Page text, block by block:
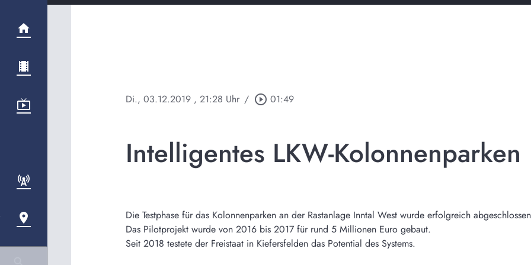
Di., 03.12.2019 , 21:28 Uhr / play_circle_outline 01:49
Intelligentes LKW-Kolonnenparken
Die Testphase für das Kolonnenparken an der Rastanlage Inntal West wurde erfolgreich
Das Pilotprojekt wurde von 2016 bis 2017 für rund 5 Millionen Euro gebaut.
Seit 2018 testete der Freistaat in Kiefersfelden das Potential des Systems.